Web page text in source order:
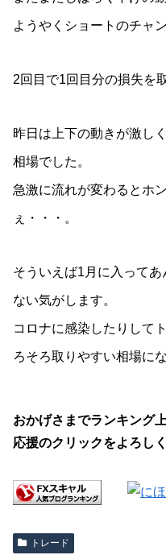
ようやくショートのチャ
2回目で1回目分の損失を
昨日は上下の動きが激し
相場でした。
急激に流れが変わるとホ
ぇ・・・。
そういえば1月に入って
ない気がします。
コロナに感染したりして
ろそろ取りやすい相場に
おかげさまでランキング
応援のクリックをよろし
トレード